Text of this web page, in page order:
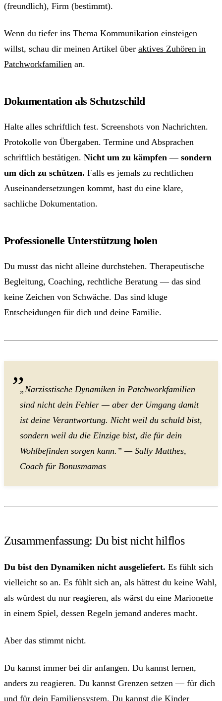
(freundlich), Firm (bestimmt).
Wenn du tiefer ins Thema Kommunikation einsteigen
willst, schau dir meinen Artikel über aktives Zuhören in
Patchworkfamilien an.
Dokumentation als Schutzschild
Halte alles schriftlich fest. Screenshots von Nachrichten.
Protokolle von Übergaben. Termine und Absprachen
schriftlich bestätigen. Nicht um zu kämpfen — sondern
um dich zu schützen. Falls es jemals zu rechtlichen
Auseinandersetzungen kommt, hast du eine klare,
sachliche Dokumentation.
Professionelle Unterstützung holen
Du musst das nicht alleine durchstehen. Therapeutische
Begleitung, Coaching, rechtliche Beratung — das sind
keine Zeichen von Schwäche. Das sind kluge
Entscheidungen für dich und deine Familie.
„Narzisstische Dynamiken in Patchworkfamilien
sind nicht dein Fehler — aber der Umgang damit
ist deine Verantwortung. Nicht weil du schuld bist,
sondern weil du die Einzige bist, die für dein
Wohlbefinden sorgen kann.” — Sally Matthes,
Coach für Bonusmamas
Zusammenfassung: Du bist nicht hilflos
Du bist den Dynamiken nicht ausgeliefert. Es fühlt sich
vielleicht so an. Es fühlt sich an, als hättest du keine Wahl,
als würdest du nur reagieren, als wärst du eine Marionette
in einem Spiel, dessen Regeln jemand anderes macht.
Aber das stimmt nicht.
Du kannst immer bei dir anfangen. Du kannst lernen,
anders zu reagieren. Du kannst Grenzen setzen — für dich
und für dein Familiensystem. Du kannst die Kinder